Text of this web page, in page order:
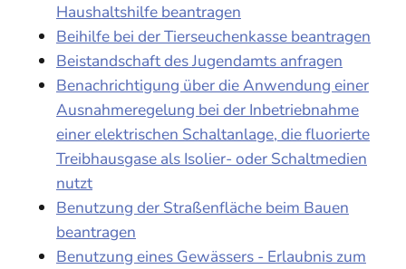
Haushaltshilfe beantragen
Beihilfe bei der Tierseuchenkasse beantragen
Beistandschaft des Jugendamts anfragen
Benachrichtigung über die Anwendung einer
Ausnahmeregelung bei der Inbetriebnahme
einer elektrischen Schaltanlage, die fluorierte
Treibhausgase als Isolier- oder Schaltmedien
nutzt
Benutzung der Straßenfläche beim Bauen
beantragen
Benutzung eines Gewässers - Erlaubnis zum